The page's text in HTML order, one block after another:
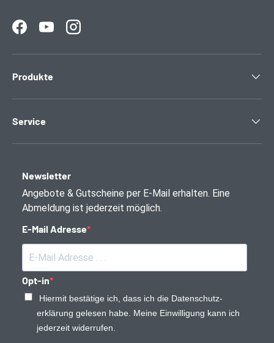
FacebookYouTubeInstagram
Produkte
Service
Newsletter
Angebote & Gutscheine per E-Mail erhalten. Eine
Abmeldung ist jederzeit möglich.
E-Mail Adresse
Opt-in
Hiermit bestätige ich, dass ich die Daten­schutz­
erklärung gelesen habe. Meine Einwilligung kann ich
jederzeit widerrufen.